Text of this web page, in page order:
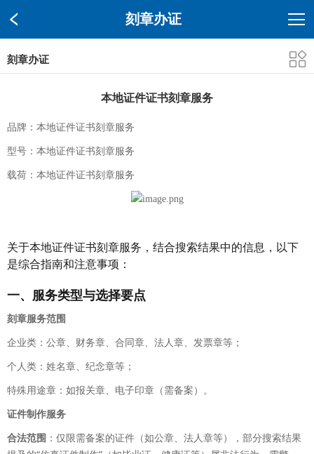
刻章办证
刻章办证
本地证件证书刻章服务
品牌：本地证件证书刻章服务
型号：本地证件证书刻章服务
载荷：本地证件证书刻章服务
关于本地证件证书刻章服务，结合搜索结果中的信息，以下
是综合指南和注意事项：
一、服务类型与选择要点
刻章服务范围
企业类：公章、财务章、合同章、法人章、发票章等；
个人类：姓名章、纪念章等；
特殊用途章：如报关章、电子印章（需备案）。
证件制作服务
合法范围 ：仅限需备案的证件（如公章、法人章等），部分搜索结果